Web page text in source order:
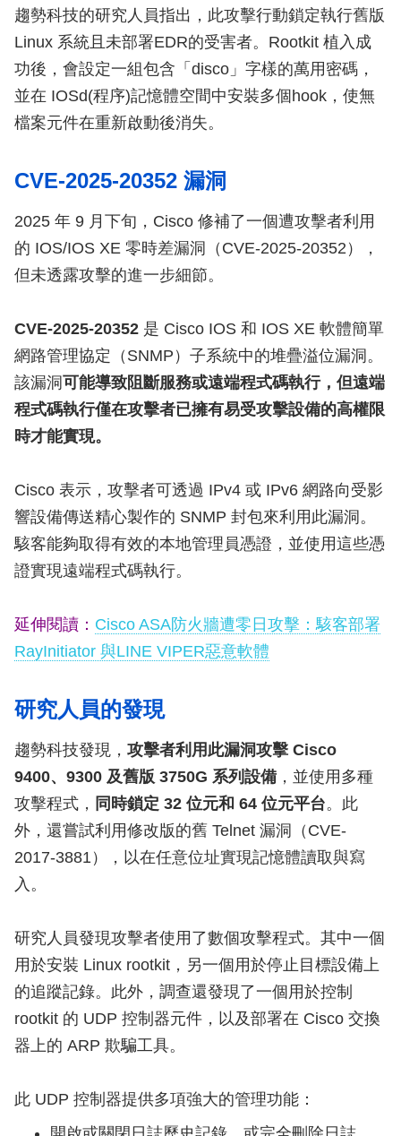
趨勢科技的研究人員指出，此攻擊行動鎖定執行舊版
Linux 系統且未部署EDR的受害者。Rootkit 植入成
功後，會設定一組包含「disco」字樣的萬用密碼，
並在 IOSd(程序)記憶體空間中安裝多個hook，使無
檔案元件在重新啟動後消失。
CVE-2025-20352 漏洞
2025 年 9 月下旬，Cisco 修補了一個遭攻擊者利用
的 IOS/IOS XE 零時差漏洞（CVE-2025-20352），
但未透露攻擊的進一步細節。
CVE-2025-20352是 Cisco IOS 和 IOS XE 軟體簡單
網路管理協定（SNMP）子系統中的堆疊溢位漏洞。
該漏洞可能導致阻斷服務或遠端程式碼執行，但遠端
程式碼執行僅在攻擊者已擁有易受攻擊設備的高權限
時才能實現。
Cisco 表示，攻擊者可透過 IPv4 或 IPv6 網路向受影
響設備傳送精心製作的 SNMP 封包來利用此漏洞。
駭客能夠取得有效的本地管理員憑證，並使用這些憑
證實現遠端程式碼執行。
延伸閱讀： Cisco ASA防火牆遭零日攻擊：駭客部署
RayInitiator 與LINE VIPER惡意軟體
研究人員的發現
趨勢科技發現， 攻擊者利用此漏洞攻擊 Cisco
9400、9300 及舊版 3750G 系列設備，並使用多種
攻擊程式， 同時鎖定 32 位元和 64 位元平台。此
外，還嘗試利用修改版的舊 Telnet 漏洞（CVE-
2017-3881），以在任意位址實現記憶體讀取與寫
入。
研究人員發現攻擊者使用了數個攻擊程式。其中一個
用於安裝 Linux rootkit，另一個用於停止目標設備上
的追蹤記錄。此外，調查還發現了一個用於控制
rootkit 的 UDP 控制器元件，以及部署在 Cisco 交換
器上的 ARP 欺騙工具。
此 UDP 控制器提供多項強大的管理功能：